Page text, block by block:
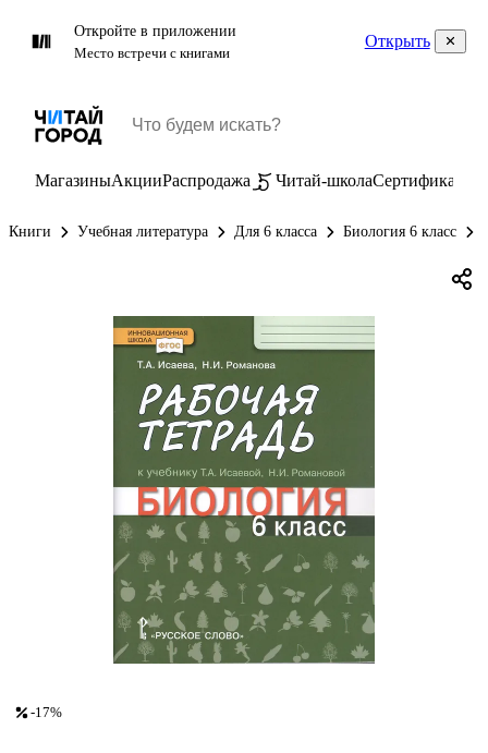
Откройте в приложении
Место встречи с книгами
Открыть
МагазиныАкцииРаспродажа Читай-школаСертификаты
Книги Учебная литература Для 6 класса Биология 6 класс
-17%